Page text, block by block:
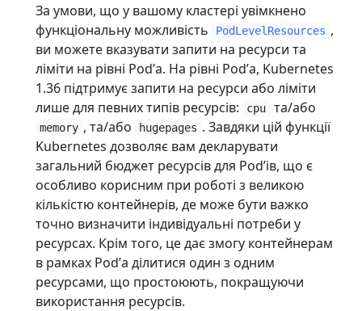
За умови, що у вашому кластері увімкнено
функціональну можливість
PodLevelResources ,
ви можете вказувати запити на ресурси та
ліміти на рівні Podʼа. На рівні Podʼа, Kubernetes
1.36 підтримує запити на ресурси або ліміти
лише для певних типів ресурсів:
cpu та/або
memory , та/або hugepages . Завдяки цій функції
Kubernetes дозволяє вам декларувати
загальний бюджет ресурсів для Podʼів, що є
особливо корисним при роботі з великою
кількістю контейнерів, де може бути важко
точно визначити індивідуальні потреби у
ресурсах. Крім того, це дає змогу контейнерам
в рамках Podʼа ділитися один з одним
ресурсами, що простоюють, покращуючи
використання ресурсів.